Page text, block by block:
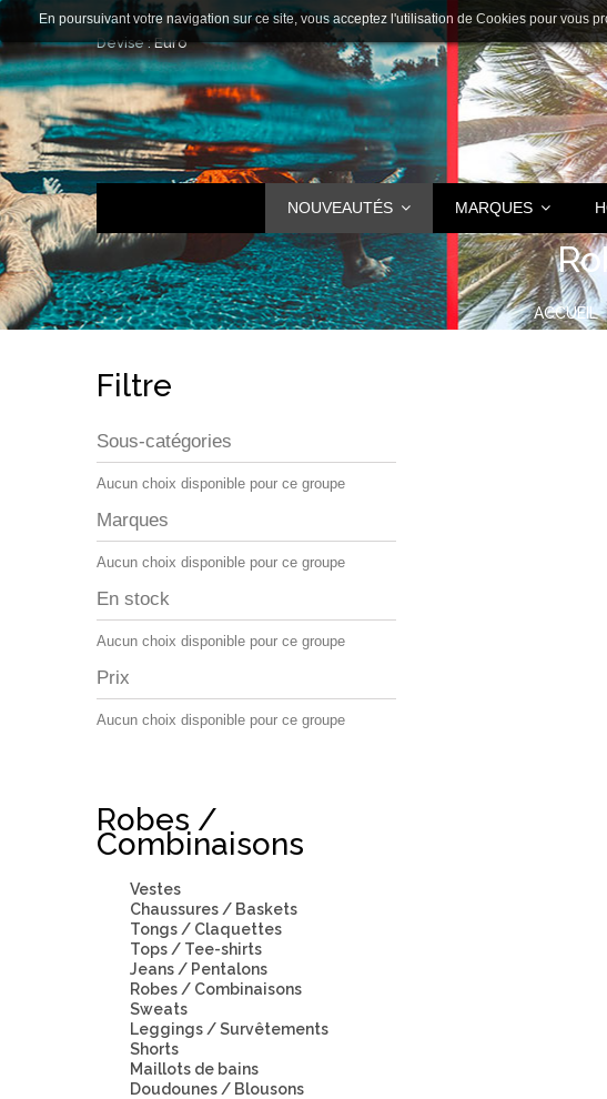
Devise : Euro
NOUVEAUTÉS MARQUES
En poursuivant votre navigation sur ce site, vous acceptez l'utilisation de Cookies pour vous
ACCUEIL
Filtre
Sous-catégories
Aucun choix disponible pour ce groupe
Marques
Aucun choix disponible pour ce groupe
En stock
Aucun choix disponible pour ce groupe
Prix
Aucun choix disponible pour ce groupe
Robes /
Combinaisons
Vestes
Chaussures / Baskets
Tongs / Claquettes
Tops / Tee-shirts
Jeans / Pentalons
Robes / Combinaisons
Sweats
Leggings / Survêtements
Shorts
Maillots de bains
Doudounes / Blousons